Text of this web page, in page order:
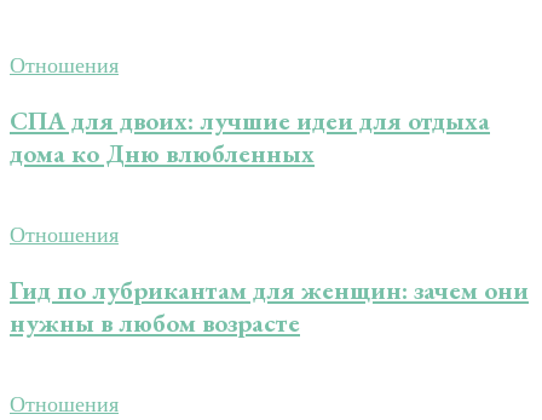
Отношения
СПА для двоих: лучшие идеи для отдыха
дома ко Дню влюбленных
Отношения
Гид по лубрикантам для женщин: зачем они
нужны в любом возрасте
Отношения